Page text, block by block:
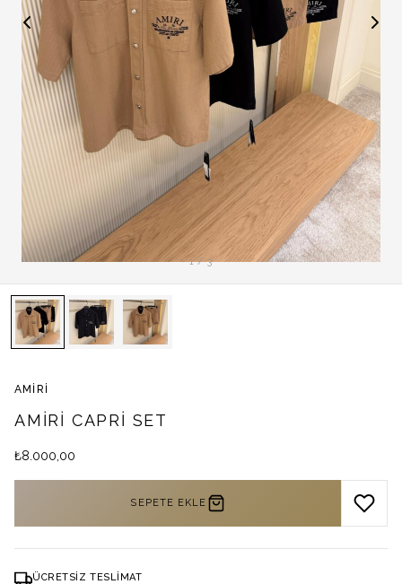
1 / 3
AMIRI
AMIRI CAPRI SET
₺8.000,00
SEPETE EKLE
ÜCRETSIZ TESLIMAT